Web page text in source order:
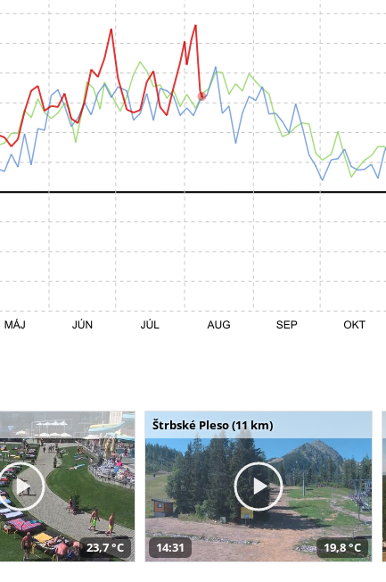
23,7 °C
Štrbské Pleso (11 km)
14:31 19,8 °C